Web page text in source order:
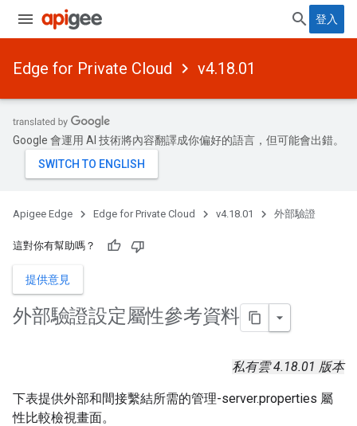
登入
Edge for Private Cloud v4.18.01
Google 會運用 AI 技術將內容翻譯成你偏好的語言，但可能會出錯。
Apigee Edge Edge for Private Cloud v4.18.01 外部驗證
這對你有幫助嗎？
提供意見
外部驗證設定屬性參考資料
私有雲 4.18.01 版本
下表提供外部和間接繫結所需的管理-server.properties 屬
性比較檢視畫面。